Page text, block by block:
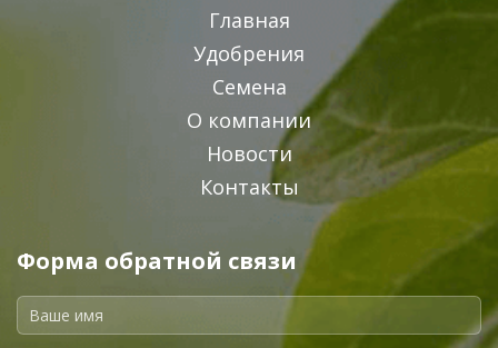
Главная
Удобрения
Семена
О компании
Новости
Контакты
Форма обратной связи